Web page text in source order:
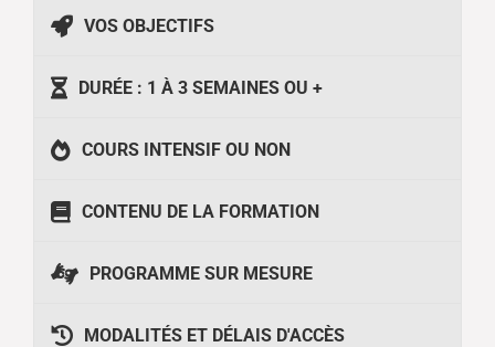
VOS OBJECTIFS
DURÉE : 1 À 3 SEMAINES OU +
COURS INTENSIF OU NON
CONTENU DE LA FORMATION
PROGRAMME SUR MESURE
MODALITÉS ET DÉLAIS D'ACCÈS